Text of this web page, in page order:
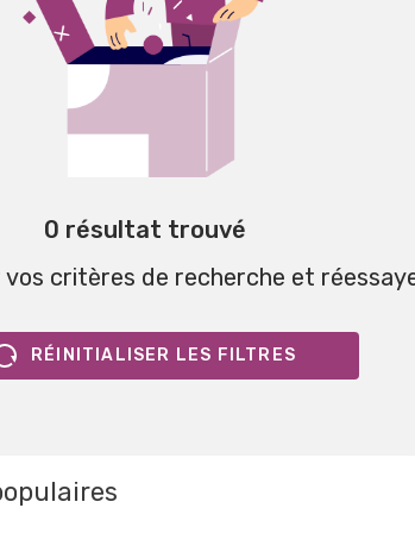
0 résultat trouvé
vos critères de recherche et
RÉINITIALISER LES FILTRES